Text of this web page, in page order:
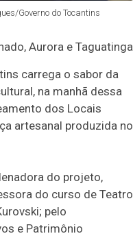
Governo do Tocantins
Aurora e Taguatinga
carrega o sabor da
na manhã dessa
dos Locais
artesanal produzida no
do projeto,
do curso de Teatro
pelo
e Patrimônio